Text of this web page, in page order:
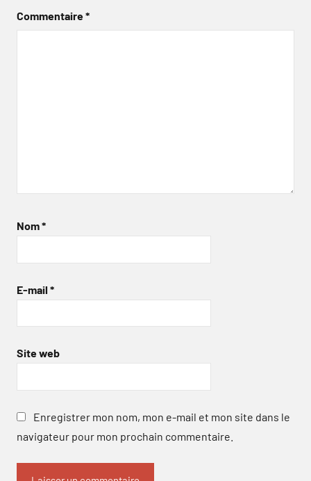
Commentaire*
Nom*
E-mail *
Site web
Enregistrer mon nom, mon e-mail et mon site dans le
navigateur pour mon prochain commentaire.